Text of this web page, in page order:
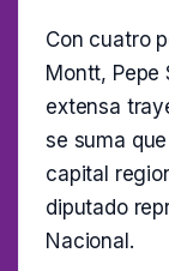
Con cuatro
Montt, Pepe
extensa
se suma
capital
diputado
Nacional.